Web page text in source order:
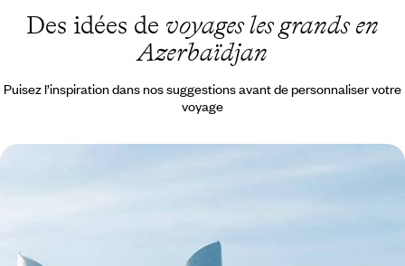
Des idées de voyages les grands en
Azerbaïdjan
Puisez l’inspiration dans nos suggestions avant de personnaliser votre
voyage